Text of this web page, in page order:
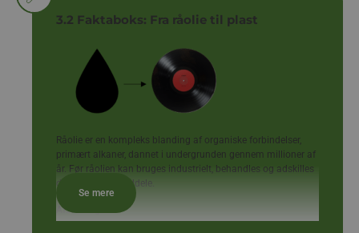
3.2 Faktaboks: Fra råolie til plast
Råolie er en kompleks blanding af organiske forbindelser,
primært alkaner, dannet i undergrunden gennem millioner af
år. Før råolien kan bruges industrielt, behandles og adskilles
den i sine bestanddele.
Afsaltning
Se mere